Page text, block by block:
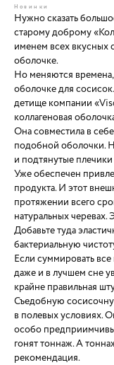
Новинки
Нужно сказать
старому доброму
именем всех вкусных
оболочке.
Но меняются
оболочке для
детище компании
коллагеновая
Она совместила в
подобной оболочки.
и подтянутые
Уже обеспечен
продукта. И этот
протяжении всего
натуральных черевах.
Добавьте туда
бактериальную
Если суммировать все
даже и в лучшем сне
крайне правильная
Съедобную
в полевых условиях.
особо
гонят тоннаж. А
рекомендация.